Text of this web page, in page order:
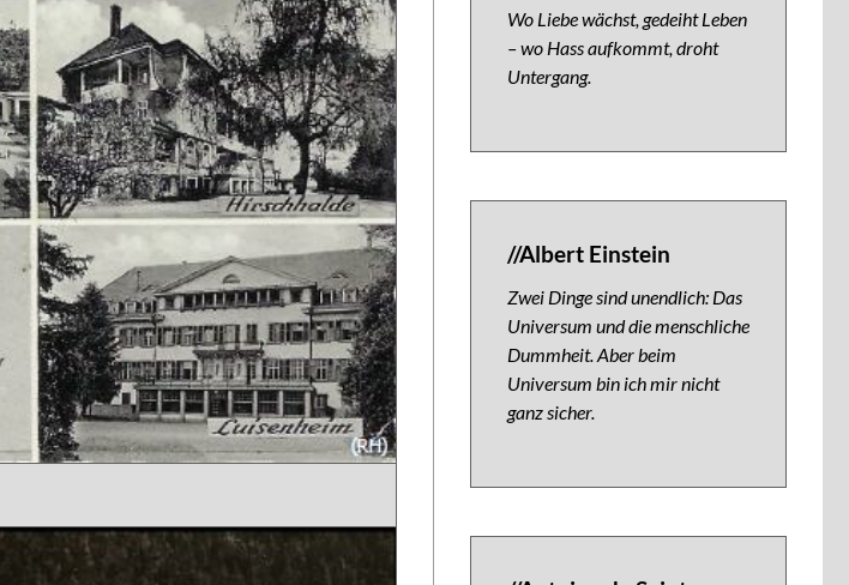
Wo Liebe wächst, gedeiht Leben
– wo Hass aufkommt, droht
Untergang.
//Albert Einstein
Zwei Dinge sind unendlich: Das
Universum und die menschliche
Dummheit. Aber beim
Universum bin ich mir nicht
ganz sicher.